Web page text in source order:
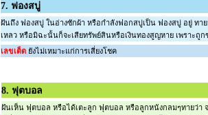
7. ฟองสบู่
ฝันถึง ฟองสบู่ ในอ่างซักผ้า หรือกำลังฟอกสบู่เป็น ฟองสบู่ อยู่ ทา
เหลว หรือมิฉะนั้นก็จะเสียทรัพย์สินหรือเงินทองสูญหาย เพราะถูก
เลขเด็ด ยังไม่เหมาะแก่การเสี่ยงโชค
8. ฟุตบอล
ฝันเห็น ฟุตบอล หรือได้เตะลูก ฟุตบอล หรือลูกหนังกลมๆทายว่า